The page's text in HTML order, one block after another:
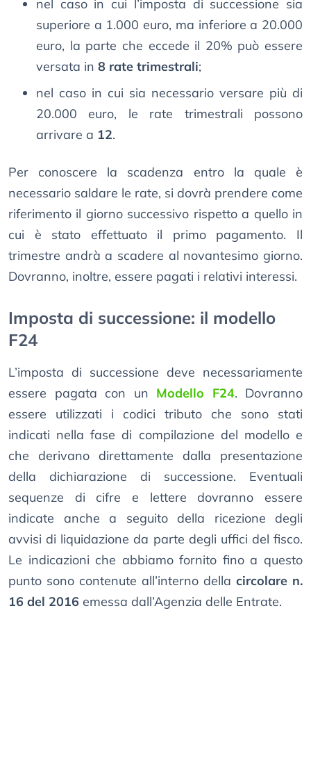
nel caso in cui l’imposta di successione sia
superiore a 1.000 euro, ma inferiore a 20.000
euro, la parte che eccede il 20% può essere
versata in 8 rate trimestrali;
nel caso in cui sia necessario versare più di
20.000 euro, le rate trimestrali possono
arrivare a 12.
Per conoscere la scadenza entro la quale è
necessario saldare le rate, si dovrà prendere come
riferimento il giorno successivo rispetto a quello in
cui è stato effettuato il primo pagamento. Il
trimestre andrà a scadere al novantesimo giorno.
Dovranno, inoltre, essere pagati i relativi interessi.
Imposta di successione: il modello
F24
L’imposta di successione deve necessariamente
essere pagata con un Modello F24. Dovranno
essere utilizzati i codici tributo che sono stati
indicati nella fase di compilazione del modello e
che derivano direttamente dalla presentazione
della dichiarazione di successione. Eventuali
sequenze di cifre e lettere dovranno essere
indicate anche a seguito della ricezione degli
avvisi di liquidazione da parte degli uffici del fisco.
Le indicazioni che abbiamo fornito fino a questo
punto sono contenute all’interno della circolare n.
16 del 2016 emessa dall’Agenzia delle Entrate.